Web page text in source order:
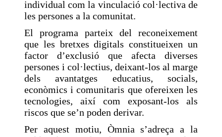
individual com la vinculació col·lectiva de
les persones a la comunitat.
El programa parteix del reconeixement
que les bretxes digitals constitueixen un
factor d’exclusió que afecta diverses
persones i col·lectius, deixant-los al marge
dels avantatges educatius, socials,
econòmics i comunitaris que ofereixen les
tecnologies, així com exposant-los als
riscos que se’n poden derivar.
Per aquest motiu, Òmnia s’adreça a la